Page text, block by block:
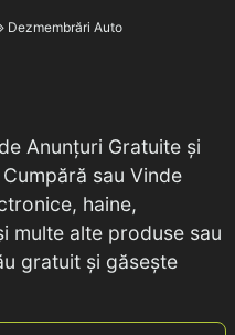
Dezmembrări Auto
Anunțuri Gratuite și
sau Vinde
haine,
multe alte produse sau
gratuit și găsește